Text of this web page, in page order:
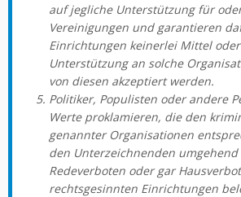
auf jegliche Unterstützung für
Vereinigungen und garantieren
Einrichtungen keinerlei Mittel
Unterstützung an solche
von diesen akzeptiert werden.
Politiker, Populisten oder andere
Werte proklamieren, die den
genannter Organisationen
den Unterzeichnenden
Redeverboten oder gar
rechtsgesinnten Einrichtungen